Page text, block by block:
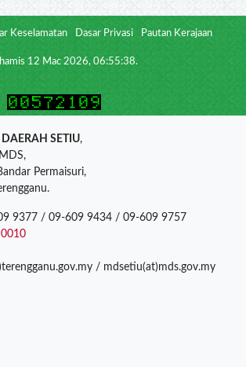
Keselamatan Dasar Privasi Pautan Kerajaan
12 Mac 2026, 06:55:38.
DAERAH SETIU,
Permaisuri,
9377 / 09-609 9434 / 09-609 9757
/ mdsetiu(at)mds.gov.my